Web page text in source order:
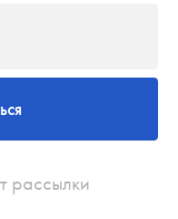
рассылки